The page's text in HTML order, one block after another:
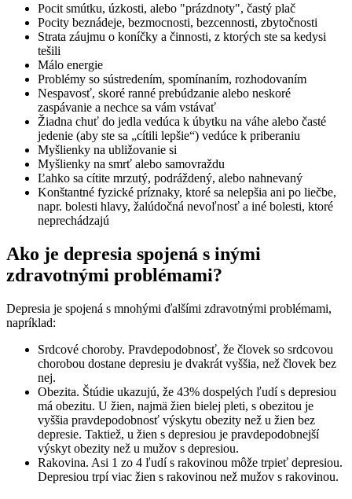
Pocit smútku, úzkosti, alebo "prázdnoty", častý plač
Pocity beznádeje, bezmocnosti, bezcennosti, zbytočnosti
Strata záujmu o koníčky a činnosti, z ktorých ste sa kedysi
tešili
Málo energie
Problémy so sústredením, spomínaním, rozhodovaním
Nespavosť, skoré ranné prebúdzanie alebo neskoré
zaspávanie a nechce sa vám vstávať
Žiadna chuť do jedla vedúca k úbytku na váhe alebo časté
jedenie (aby ste sa „cítili lepšie“) vedúce k priberaniu
Myšlienky na ubližovanie si
Myšlienky na smrť alebo samovraždu
Ľahko sa cítite mrzutý, podráždený, alebo nahnevaný
Konštantné fyzické príznaky, ktoré sa nelepšia ani po liečbe,
napr. bolesti hlavy, žalúdočná nevoľnosť a iné bolesti, ktoré
neprechádzajú
Ako je depresia spojená s inými
zdravotnými problémami?
Depresia je spojená s mnohými ďalšími zdravotnými problémami,
napríklad:
Srdcové choroby. Pravdepodobnosť, že človek so srdcovou
chorobou dostane depresiu je dvakrát vyššia, než človek bez
nej.
Obezita. Štúdie ukazujú, že 43% dospelých ľudí s depresiou
má obezitu. U žien, najmä žien bielej pleti, s obezitou je
vyššia pravdepodobnosť výskytu obezity než u žien bez
depresie. Taktiež, u žien s depresiou je pravdepodobnejší
výskyt obezity než u mužov s depresiou.
Rakovina. Asi 1 zo 4 ľudí s rakovinou môže trpieť depresiou.
Depresiou trpí viac žien s rakovinou než mužov s rakovinou.